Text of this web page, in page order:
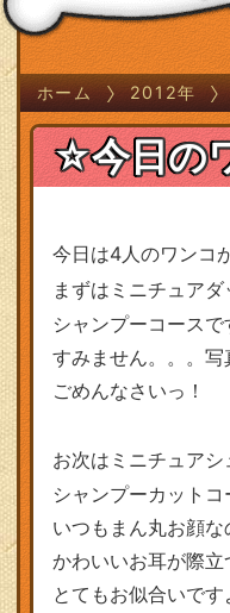
ホーム 2012年
☆今日の
今日は4人のワンコ
まずはミニチュア
シャンプーコースで
すみません。。。写
ごめんなさいっ！
お次はミニチュア
シャンプーカットコ
いつもまん丸お顔
かわいいお耳が際
とてもお似合いです